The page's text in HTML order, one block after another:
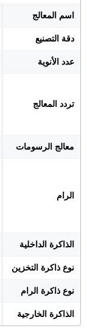
اسم المعالج
دقة التصنيع
عدد الأنوية
تردد المعالج
معالج الرسومات
الرام
الذاكرة الداخلية
نوع ذاكرة التخزين
نوع ذاكرة الرام
الذاكرة الخارجية